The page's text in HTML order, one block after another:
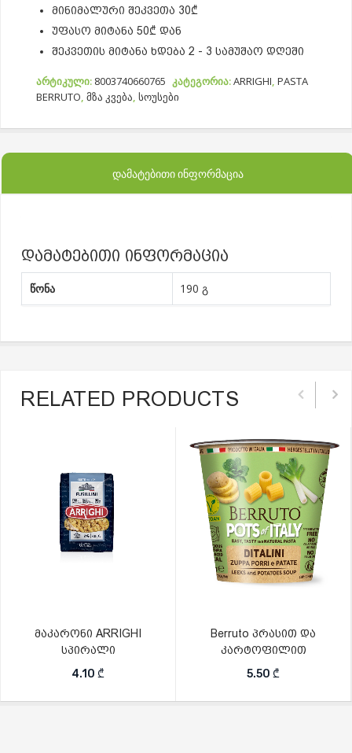
მინიმალური შეკვეთა 30₾
უფასო მიტანა 50₾ დან
შეკვეთის მიტანა ხდება 2 - 3 სამუშაო დღეში
არტიკული: 8003740660765 კატეგორია:ARRIGHI, PASTA
BERRUTO, მზა კვება, სოუსები
ᲓᲐᲛᲐᲢᲔᲑᲘᲗᲘ ᲘᲜᲤᲝᲠᲛᲐᲪᲘᲐ
დამატებითი ინფორმაცია
წონა 190 გ
RELATED PRODUCTS
მაკარონი ARRIGHI
სპირალი
4.10 ₾
Berruto პრასით და
კარტოფილით
5.50 ₾